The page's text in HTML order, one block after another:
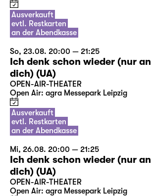
Ausverkauft
evtl. Restkarten
an der Abendkasse
So, 23.08. 20:00 — 21:25
Ich denk schon wieder (nur an
dich) (UA)
OPEN-AIR-THEATER
Open Air: agra Messepark Leipzig
Ausverkauft
evtl. Restkarten
an der Abendkasse
Mi, 26.08. 20:00 — 21:25
Ich denk schon wieder (nur an
dich) (UA)
OPEN-AIR-THEATER
Open Air: agra Messepark Leipzig